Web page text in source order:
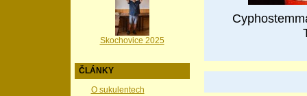
Skochovice 2025
ČLÁNKY
O sukulentech